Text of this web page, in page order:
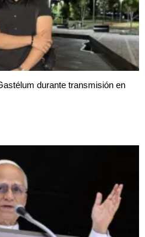
durante transmisión en